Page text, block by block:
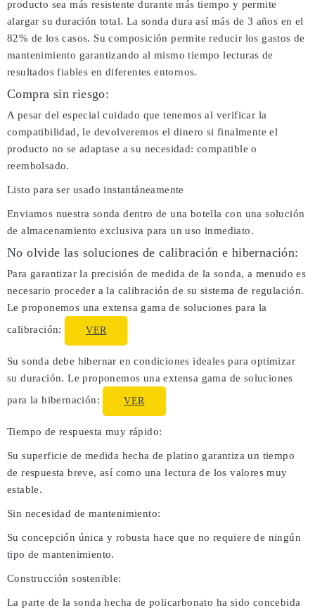
producto sea más resistente durante más tiempo y permite
alargar su duración total. La sonda dura así más de 3 años en el
82% de los casos. Su composición permite reducir los gastos de
mantenimiento garantizando al mismo tiempo lecturas de
resultados fiables en diferentes entornos.
Compra sin riesgo:
A pesar del especial cuidado que tenemos al verificar la
compatibilidad, le devolveremos el dinero si finalmente el
producto no se adaptase a su necesidad: compatible o
reembolsado.
Listo para ser usado instantáneamente
Enviamos nuestra sonda dentro de una botella con una solución
de almacenamiento exclusiva para un uso inmediato.
No olvide las soluciones de calibración e hibernación:
Para garantizar la precisión de medida de la sonda, a menudo es
necesario proceder a la calibración de su sistema de regulación.
Le proponemos una extensa gama de soluciones para la
calibración:
VER
Su sonda debe hibernar en condiciones ideales para optimizar
su duración. Le proponemos una extensa gama de soluciones
para la hibernación:
VER
Tiempo de respuesta muy rápido:
Su superficie de medida hecha de platino garantiza un tiempo
de respuesta breve, así como una lectura de los valores muy
estable.
Sin necesidad de mantenimiento:
Su concepción única y robusta hace que no requiere de ningún
tipo de mantenimiento.
Construcción sostenible:
La parte de la sonda hecha de policarbonato ha sido concebida